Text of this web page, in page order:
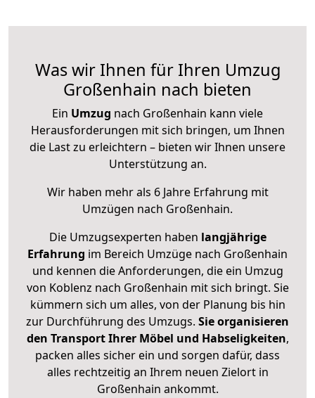
Was wir Ihnen für Ihren Umzug
Großenhain nach bieten
Ein Umzug nach Großenhain kann viele
Herausforderungen mit sich bringen, um Ihnen
die Last zu erleichtern – bieten wir Ihnen unsere
Unterstützung an.
Wir haben mehr als 6 Jahre Erfahrung mit
Umzügen nach Großenhain.
Die Umzugsexperten haben langjährige
Erfahrung im Bereich Umzüge nach Großenhain
und kennen die Anforderungen, die ein Umzug
von Koblenz nach Großenhain mit sich bringt. Sie
kümmern sich um alles, von der Planung bis hin
zur Durchführung des Umzugs. Sie organisieren
den Transport Ihrer Möbel und Habseligkeiten,
packen alles sicher ein und sorgen dafür, dass
alles rechtzeitig an Ihrem neuen Zielort in
Großenhain ankommt.